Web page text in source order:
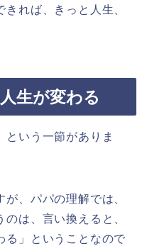
きれば、きっと人生、
生が変わる
という一節がありま
、パパの理解では、
のは、言い換えると、
る」ということなので